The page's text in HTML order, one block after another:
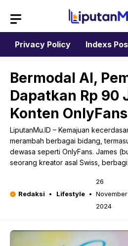
isi
Privacy Policy
Indexs
Bermodal AI,
Dapatkan Rp 90
Konten OnlyFans
LiputanMu.ID – Kemajuan
merambah berbagai bidang,
dewasa seperti OnlyFans. James
seorang kreator asal Swiss,
Redaksi Lifestyle
26
November
2024